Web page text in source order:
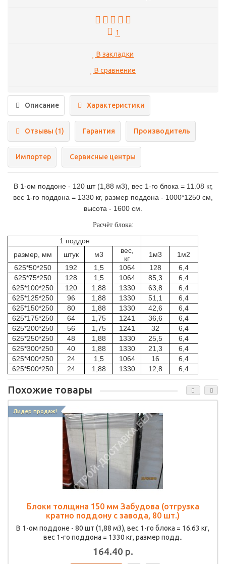
1
В закладки
В сравнение
Описание Характеристики
Отзывы (1) Гарантия Производитель
Импортер Сервисные центры
В 1-ом поддоне - 120 шт (1,88 м3), вес 1-го блока = 11.08 кг,
вес 1-го поддона = 1330 кг, размер поддона - 1000*1250 см,
высота - 1600 см.
Расчёт блока:
1 поддон
размер, мм
штук м3
вес,
кг
1м3
1м2
625*50*250
192 1,5 1064 128
6,4
625*75*250
128 1,5 1064 85,3
6,4
625*100*250
120 1,88 1330 63,8
6,4
625*125*250
96 1,88 1330 51,1
6,4
625*150*250
80 1,88 1330 42,6
6,4
625*175*250
64 1,75 1241 36,6
6,4
625*200*250
56 1,75 1241 32
6,4
625*250*250
48 1,88 1330 25,5
6,4
625*300*250
40 1,88 1330 21,3
6,4
625*400*250
24 1,5 1064 16
6,4
625*500*250
24 1,88 1330 12,8 6,4
Похожие товары
Лидер продаж!
Блоки толщина 150 мм Забудова (отгрузка
кратно поддону с завода, 80 шт.)
В 1-ом поддоне - 80 шт (1,88 м3), вес 1-го блока = 16.63 кг,
вес 1-го поддона = 1330 кг, размер подд..
164.40 р.